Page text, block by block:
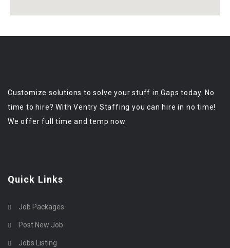
Customize solutions to solve your stuff in Gaps today. No
time to hire? With Ventry Staffing you can hire in no time!
We offer full time and temp now.
Quick Links
Job Packages
Post New Job
Jobs Listing